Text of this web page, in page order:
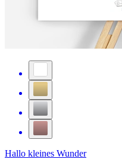
Hallo kleines Wunder